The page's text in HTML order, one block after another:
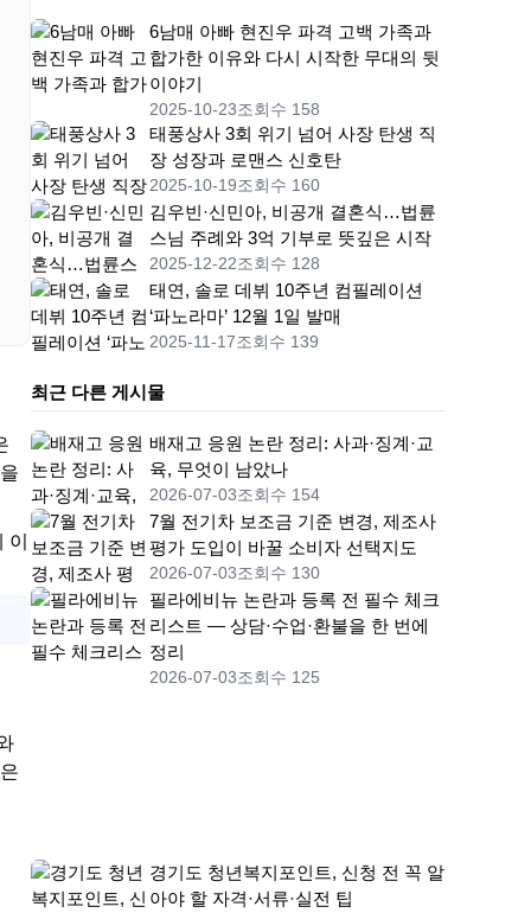
6남매 아빠 현진우 파격 고백 가족과
합가한 이유와 다시 시작한 무대의 뒷
이야기
2025-10-23조회수 158
태풍상사 3회 위기 넘어 사장 탄생 직
장 성장과 로맨스 신호탄
2025-10-19조회수 160
김우빈·신민아, 비공개 결혼식…법륜
스님 주례와 3억 기부로 뜻깊은 시작
2025-12-22조회수 128
태연, 솔로 데뷔 10주년 컴필레이션
‘파노라마’ 12월 1일 발매
2025-11-17조회수 139
최근 다른 게시물
배재고 응원 논란 정리: 사과·징계·교
육, 무엇이 남았나
2026-07-03조회수 154
7월 전기차 보조금 기준 변경, 제조사
평가 도입이 바꿀 소비자 선택지도
2026-07-03조회수 130
필라에비뉴 논란과 등록 전 필수 체크
리스트 — 상담·수업·환불을 한 번에
정리
2026-07-03조회수 125
경기도 청년복지포인트, 신청 전 꼭 알
아야 할 자격·서류·실전 팁